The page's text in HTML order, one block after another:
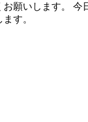
願いします。
す。